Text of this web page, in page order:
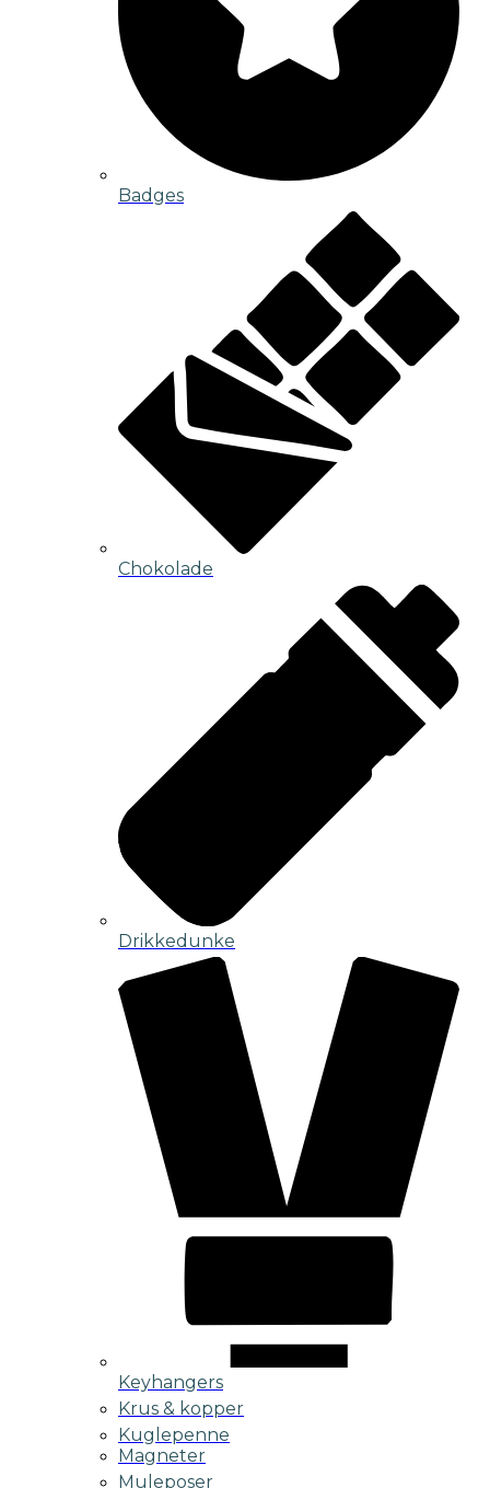
Badges
Chokolade
Drikkedunke
Keyhangers
Krus & kopper
Kuglepenne
Magneter
Muleposer